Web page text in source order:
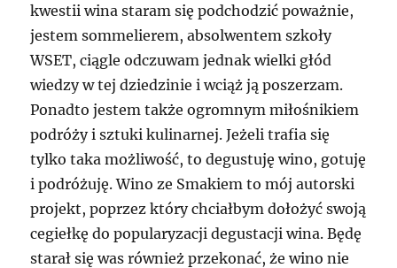
kwestii wina staram się podchodzić poważnie,
jestem sommelierem, absolwentem szkoły
WSET, ciągle odczuwam jednak wielki głód
wiedzy w tej dziedzinie i wciąż ją poszerzam.
Ponadto jestem także ogromnym miłośnikiem
podróży i sztuki kulinarnej. Jeżeli trafia się
tylko taka możliwość, to degustuję wino, gotuję
i podróżuję. Wino ze Smakiem to mój autorski
projekt, poprzez który chciałbym dołożyć swoją
cegiełkę do popularyzacji degustacji wina. Będę
starał się was również przekonać, że wino nie